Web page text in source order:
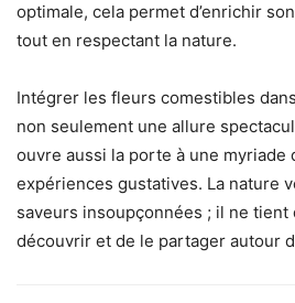
optimale, cela permet d’enrichir
tout en respectant la nature.
Intégrer les fleurs comestibles
non seulement une allure
ouvre aussi la porte à une myriade
expériences gustatives. La nature
saveurs insoupçonnées ; il ne tient
découvrir et de le partager autour